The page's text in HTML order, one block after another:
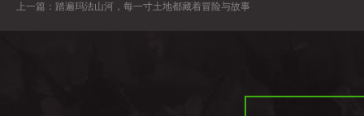
上一篇： 踏遍玛法山河，每一寸土地都藏着冒险与故事